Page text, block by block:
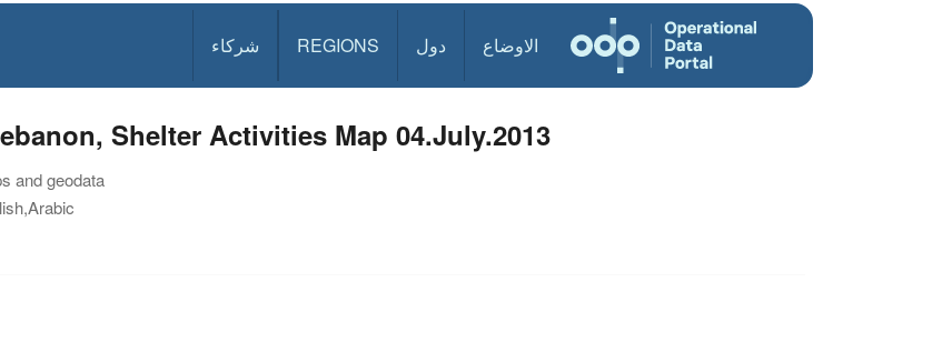
الاوضاع دول REGIONS شركاء
Shelter Activities Map 04.July.2013
and geodata